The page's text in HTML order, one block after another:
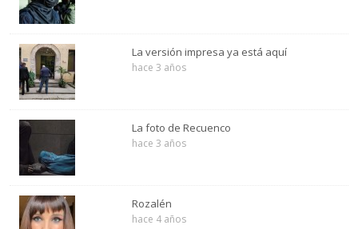
La versión impresa ya está aquí
hace 3 años
La foto de Recuenco
hace 3 años
Rozalén
hace 4 años